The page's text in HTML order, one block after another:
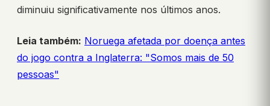
diminuiu significativamente nos últimos anos.
Leia também: Noruega afetada por doença antes
do jogo contra a Inglaterra: "Somos mais de 50
pessoas"